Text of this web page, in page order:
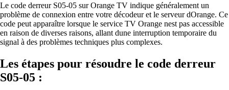
Le code derreur S05-05 sur Orange TV indique généralement un
problème de connexion entre votre décodeur et le serveur dOrange. Ce
code peut apparaître lorsque le service TV Orange nest pas accessible
en raison de diverses raisons, allant dune interruption temporaire du
signal à des problèmes techniques plus complexes.
Les étapes pour résoudre le code derreur
S05-05 :